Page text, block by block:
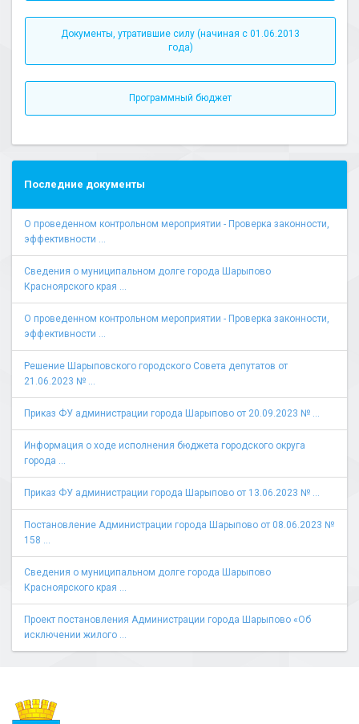
Документы, утратившие силу (начиная с 01.06.2013
года)
Программный бюджет
Последние документы
О проведенном контрольном мероприятии - Проверка законности,
эффективности ...
Сведения о муниципальном долге города Шарыпово
Красноярского края ...
О проведенном контрольном мероприятии - Проверка законности,
эффективности ...
Решение Шарыповского городского Совета депутатов от
21.06.2023 № ...
Приказ ФУ администрации города Шарыпово от 20.09.2023 № ...
Информация о ходе исполнения бюджета городского округа
города ...
Приказ ФУ администрации города Шарыпово от 13.06.2023 № ...
Постановление Администрации города Шарыпово от 08.06.2023 №
158 ...
Сведения о муниципальном долге города Шарыпово
Красноярского края ...
Проект постановления Администрации города Шарыпово «Об
исключении жилого ...